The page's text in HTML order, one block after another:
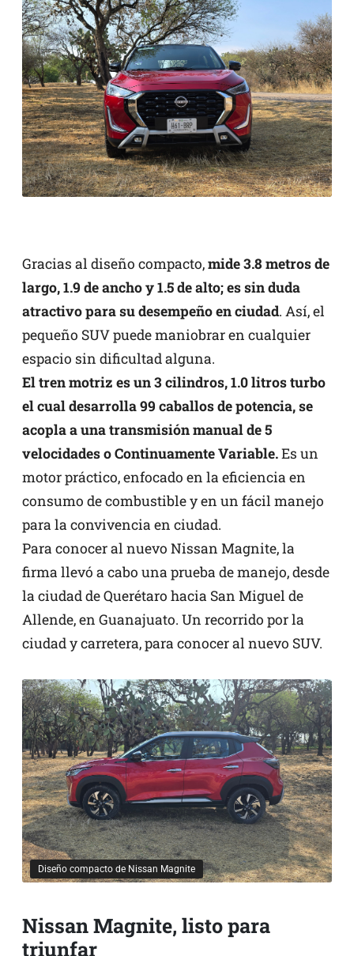
Gracias al diseño compacto,mide 3.8 metros de
largo, 1.9 de ancho y 1.5 de alto; es sin duda
atractivo para su desempeño en ciudad. Así, el
pequeño SUV puede maniobrar en cualquier
espacio sin dificultad alguna.
El tren motriz es un 3 cilindros, 1.0 litros turbo
el cual desarrolla 99 caballos de potencia, se
acopla a una transmisión manual de 5
velocidades o Continuamente Variable.Es un
motor práctico, enfocado en la eficiencia en
consumo de combustible y en un fácil manejo
para la convivencia en ciudad.
Para conocer al nuevo Nissan Magnite, la
firma llevó a cabo una prueba de manejo, desde
la ciudad de Querétaro hacia San Miguel de
Allende, en Guanajuato. Un recorrido por la
ciudad y carretera, para conocer al nuevo SUV.
Diseño compacto de Nissan Magnite
Nissan Magnite, listo para
triunfar